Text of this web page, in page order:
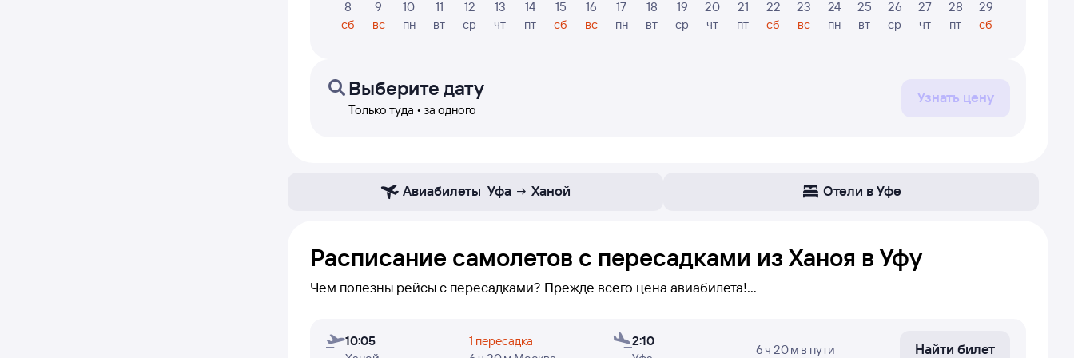
8
сб
9
вс
10
пн
11
вт
12
ср
13
чт
14
пт
15
сб
16
вс
17
пн
18
вт
19
ср
20
чт
21
пт
22
сб
23
вс
24
пн
25
вт
26
ср
27
чт
28
пт
29
сб
Выберите дату
Только туда • за одного
Узнать цену
Авиабилеты Уфа Ханой Отели в Уфе
Расписание самолетов с пересадками из Ханоя в Уфу
Чем полезны рейсы с пересадками? Прежде всего цена авиабилета!
перелетов из Ханоя в Уфу не оказалось, или вам нужно осуществить пересадку в определенном городе,
10:05
1 пересадка
2:10
6 ч 20 м в пути Найти билет